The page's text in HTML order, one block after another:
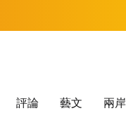
評論 藝文 兩岸